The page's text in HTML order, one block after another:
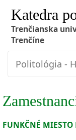
Katedra
Trenčianska
Trenčíne
Politológia -
FUNKČNÉ MIESTO